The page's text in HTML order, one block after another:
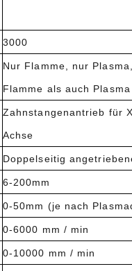
3000
Nur Flamme, nur
Flamme als auch
Zahnstangenantrieb für
Achse
Doppelseitig
6-200mm
0-50mm (je nach
0-6000 mm / min
0-10000 mm / min